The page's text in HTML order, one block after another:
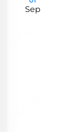
Sep